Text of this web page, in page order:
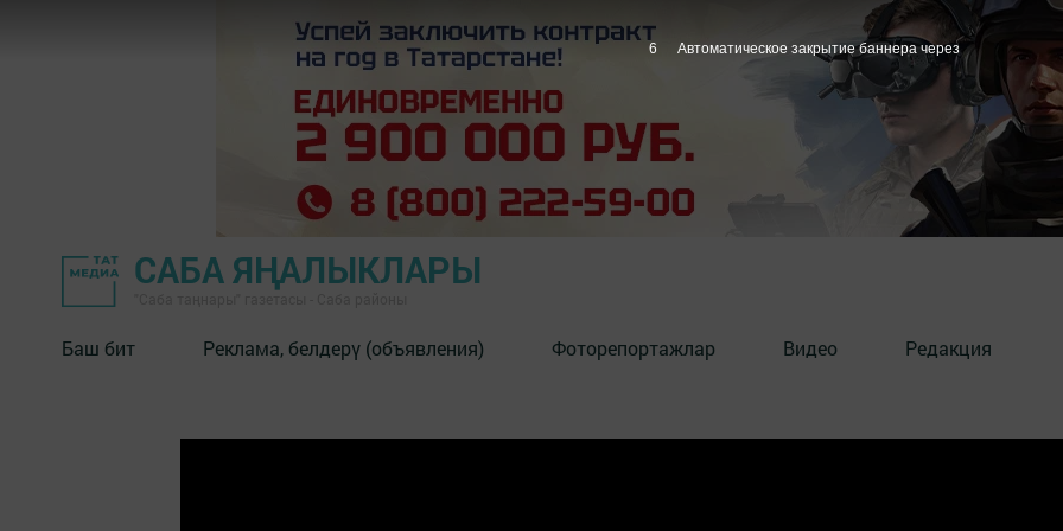
САБА ЯҢАЛЫКЛАРЫ
Баш бит Реклама, белдерү (объявления) Фоторепортажлар Видео Редакция
6 Автоматическое закрытие баннера через